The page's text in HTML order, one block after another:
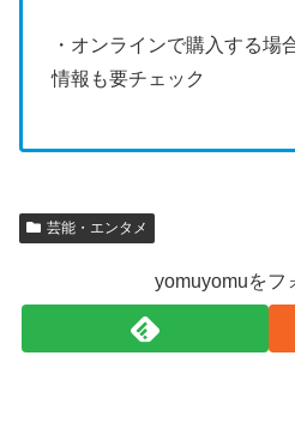
・オンラインで購入する場
情報も要チェック
芸能・エンタメ
yomuyomuをフ